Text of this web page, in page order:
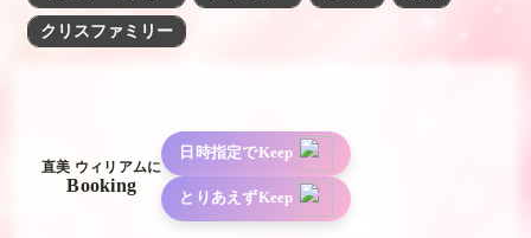
クリスファミリー
直美 ウィリアムに
Booking
日時指定でKeep
とりあえずKeep